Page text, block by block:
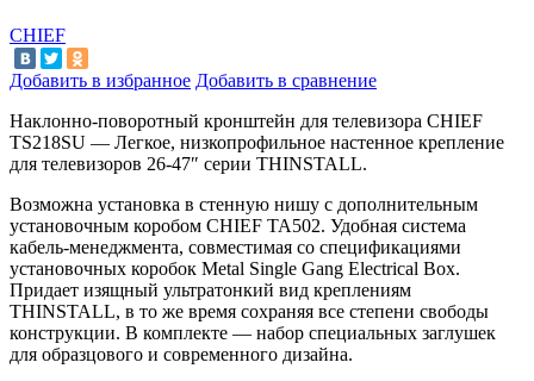
CHIEF
Добавить в избранное Добавить в сравнение
Наклонно-поворотный кронштейн для телевизора CHIEF
TS218SU — Легкое, низкопрофильное настенное крепление
для телевизоров 26-47″ серии THINSTALL.
Возможна установка в стенную нишу с дополнительным
установочным коробом CHIEF TA502. Удобная система
кабель-менеджмента, совместимая со спецификациями
установочных коробок Metal Single Gang Electrical Box.
Придает изящный ультратонкий вид креплениям
THINSTALL, в то же время сохраняя все степени свободы
конструкции. В комплекте — набор специальных заглушек
для образцового и современного дизайна.